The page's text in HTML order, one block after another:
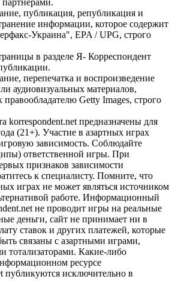
публикация, републикация и
информации, которое содержит
Украина", EPA / UPG, строго
в разделе Я- Корреспондент
перепечатка и воспроизведение
аудиовизуальных материалов,
Getty Images, строго
korrespondent.net предназначены для
(21+). Участие в азартных играх
зависимость. Соблюдайте
ответственной игры. При
признаков зависимости
к специалисту. Помните, что
играх не может являться источником
работе. Информационный
не проводит игры на реальные
деньги, сайт не принимает ни в
ставок и других платежей, которые
связаны с азартными играми,
тотализаторами. Какие-либо
ресурсе
публикуются исключительно в